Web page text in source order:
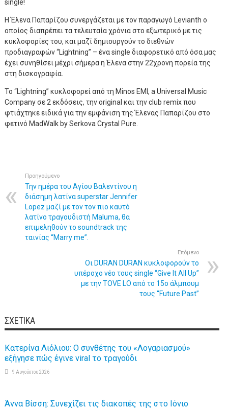
single!
Η Έλενα Παπαρίζου συνεργάζεται με τον παραγωγό Levianth ο
οποίος διαπρέπει τα τελευταία χρόνια στο εξωτερικό με τις
κυκλοφορίες του, και μαζί δημιουργούν το διεθνών
προδιαγραφών “Lightning” – ένα single διαφορετικό από όσα μας
έχει συνηθίσει μέχρι σήμερα η Έλενα στην 22χρονη πορεία της
στη δισκογραφία.
Το “Lightning” κυκλοφορεί από τη Minos EMI, a Universal Music
Company σε 2 εκδόσεις, την original και την club remix που
φτιάχτηκε ειδικά για την εμφάνιση της Έλενας Παπαρίζου στο
φετινό MadWalk by Serkova Crystal Pure.
Προηγούμενο
Την ημέρα του Αγίου Βαλεντίνου η
διάσημη λατίνα superstar Jennifer
Lopez μαζί με τον τον πιο καυτό
λατίνο τραγουδιστή Maluma, θα
επιμεληθούν το soundtrack της
ταινίας “Marry me”.
Επόμενο
Οι DURAN DURAN κυκλοφορούν το
υπέροχο νέο τους single “Give It All Up”
με την TOVE LO από το 15ο άλμπουμ
τους “Future Past”
ΣΧΕΤΙΚΆ
Κατερίνα Λιόλιου: Ο συνθέτης του «Λογαριασμού»
εξήγησε πώς έγινε viral το τραγούδι
9 Αυγούστου 2026
Άννα Βίσση: Συνεχίζει τις διακοπές της στο Ιόνιο